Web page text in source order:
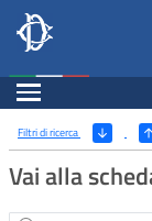
Deputati,
Salta al contenuto
Salta al menu di
Espandi
Ricerca
Filtri di ricerca (Apri/Chiudi filtri)
Vai alla
Navigazione
Fine pagina
Salta al contenuto
Salta al menu di
Vai a inizio pagina